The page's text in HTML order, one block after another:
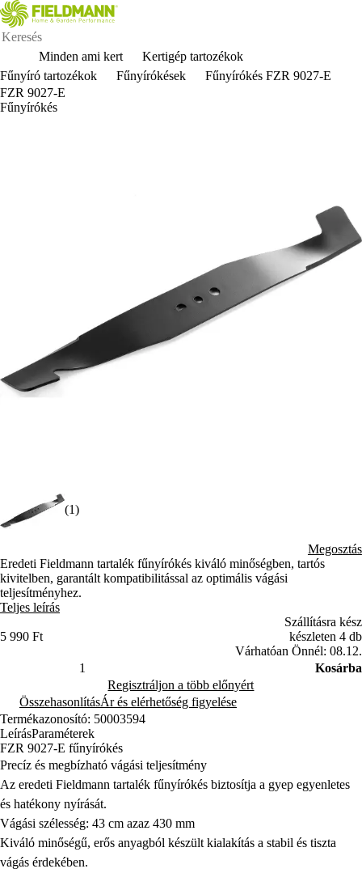
Minden ami kert
Kertigép tartozékok
Fűnyíró tartozékok
Fűnyírókések
Fűnyírókés FZR 9027-E
FZR 9027-E
Fűnyírókés
(1)
Megosztás
Eredeti Fieldmann tartalék fűnyírókés kiváló minőségben, tartós
kivitelben, garantált kompatibilitással az optimális vágási
teljesítményhez.
Teljes leírás
5 990 Ft
Szállításra kész
készleten 4 db
Várhatóan Önnél: 08.12.
Kosárba
Regisztráljon a több előnyért
ÖsszehasonlításÁr és elérhetőség figyelése
Termékazonosító: 50003594
LeírásParaméterek
FZR 9027-E fűnyírókés
Precíz és megbízható vágási teljesítmény
Az eredeti Fieldmann tartalék fűnyírókés biztosítja a gyep egyenletes
és hatékony nyírását.
Vágási szélesség: 43 cm azaz 430 mm
Kiváló minőségű, erős anyagból készült kialakítás a stabil és tiszta
vágás érdekében.